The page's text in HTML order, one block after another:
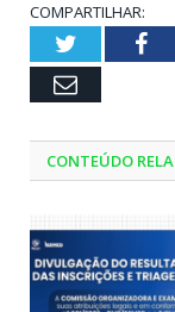
COMPARTILHAR:
Twitter
Email
CONTEÚDO